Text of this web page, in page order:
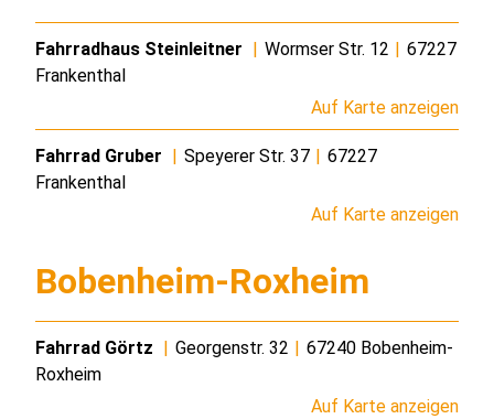
Fahrradhaus Steinleitner Wormser Str. 12
67227
Frankenthal
Auf Karte anzeigen
Fahrrad Gruber Speyerer Str. 37
67227
Frankenthal
Auf Karte anzeigen
Bobenheim-Roxheim
Fahrrad Görtz Georgenstr. 32
67240 Bobenheim-
Roxheim
Auf Karte anzeigen